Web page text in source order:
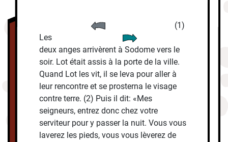
(1)
Les
deux anges arrivèrent à Sodome vers le
soir. Lot était assis à la porte de la ville.
Quand Lot les vit, il se leva pour aller à
leur rencontre et se prosterna le visage
contre terre. (2) Puis il dit: «Mes
seigneurs, entrez donc chez votre
serviteur pour y passer la nuit. Vous vous
laverez les pieds, vous vous lèverez de